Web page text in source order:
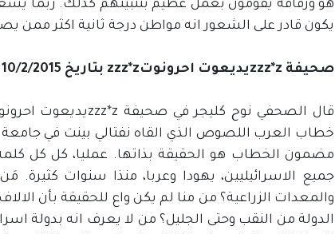
هو ورفاقه يقومون بعمل عظيم بتثبيتهم كذلك. ربما
يكون قادر على الشعور انه مواطن درجة ثانية اكثر ممن
صحيفة zzz*zيديعوت احرونوتzzz*z بتاريخ 10/2/2015 الصحفي نوح كليجر zzz*zالعرب اللصوصzzz*z
خطاب العرب اللصوص الذي القاه نفتالي بينت في جامعة
مضمون الخطاب هو الحقيقة بذاتها. عمليا، كل كل
جميع الاسرائيليين، يهودا وعربا، منذا سنوات
والمعدات الزراعية؟ من منا لم يكن واع للحقيقة بأن